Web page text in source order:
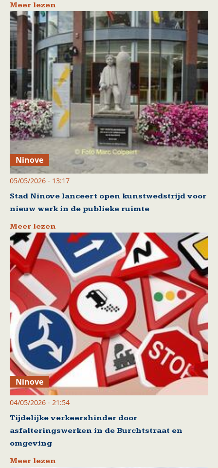
Meer lezen
Ninove
05/05/2026 - 13:17
Stad Ninove lanceert open kunstwedstrijd voor
nieuw werk in de publieke ruimte
Meer lezen
Ninove
04/05/2026 - 21:54
Tijdelijke verkeershinder door
asfalteringswerken in de Burchtstraat en
omgeving
Meer lezen